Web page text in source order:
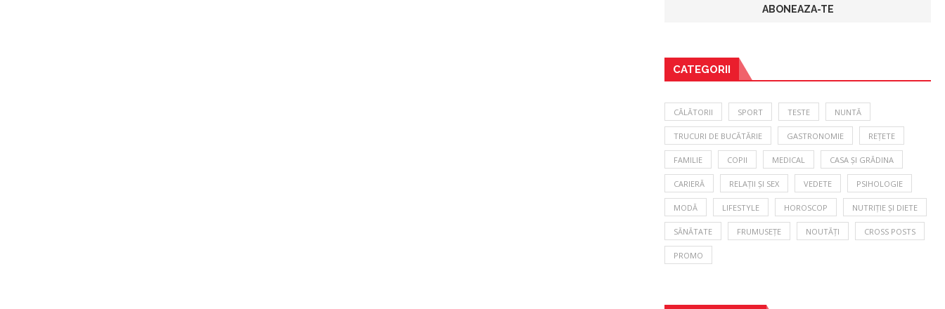
CATEGORII
CĂLĂTORII SPORT TESTE NUNTĂ
TRUCURI DE BUCĂTĂRIE GASTRONOMIE REȚETE
FAMILIE COPII MEDICAL CASA ȘI GRĂDINA
CARIERĂ RELAȚII ȘI SEX VEDETE PSIHOLOGIE
MODĂ LIFESTYLE HOROSCOP NUTRIȚIE ȘI DIETE
SĂNĂTATE FRUMUSEȚE NOUTĂȚI CROSS POSTS
PROMO